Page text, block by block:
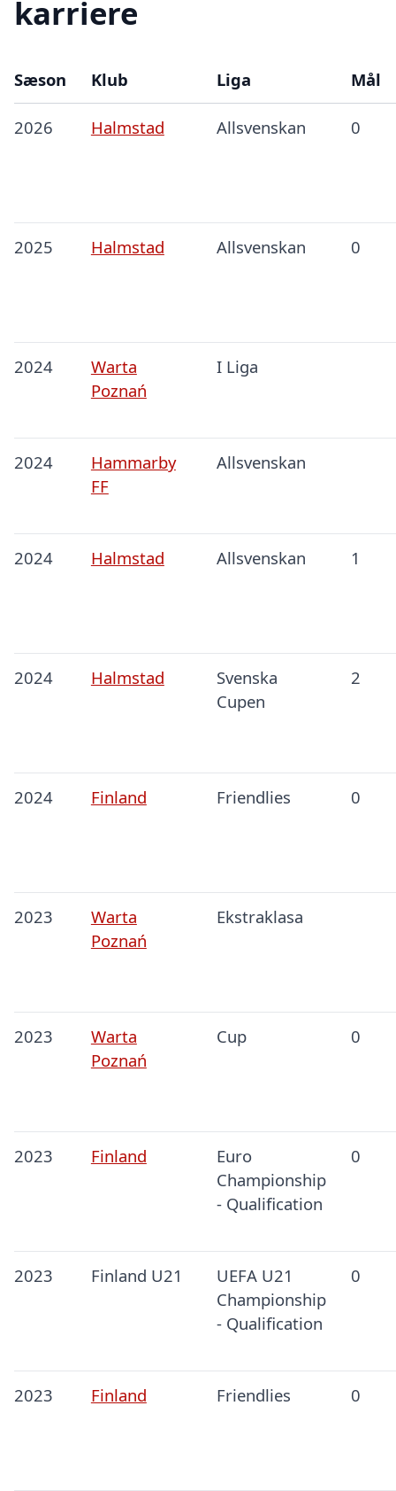
karriere
Sæson Klub Liga Mål
2026 Halmstad Allsvenskan 0
2025 Halmstad Allsvenskan 0
2024
Warta
Poznań
I Liga
2024
Hammarby
FF
Allsvenskan
2024 Halmstad Allsvenskan 1
2024 Halmstad
Svenska
Cupen
2
2024 Finland Friendlies 0
2023
Warta
Poznań
Ekstraklasa
2023
Warta
Poznań
Cup 0
2023 Finland
Euro
Championship
- Qualification
0
2023 Finland U21
UEFA U21
Championship
- Qualification
0
2023 Finland Friendlies 0